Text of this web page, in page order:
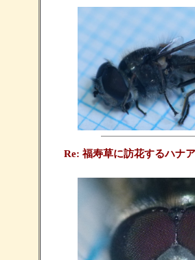
Re: 福寿草に訪花するハナ